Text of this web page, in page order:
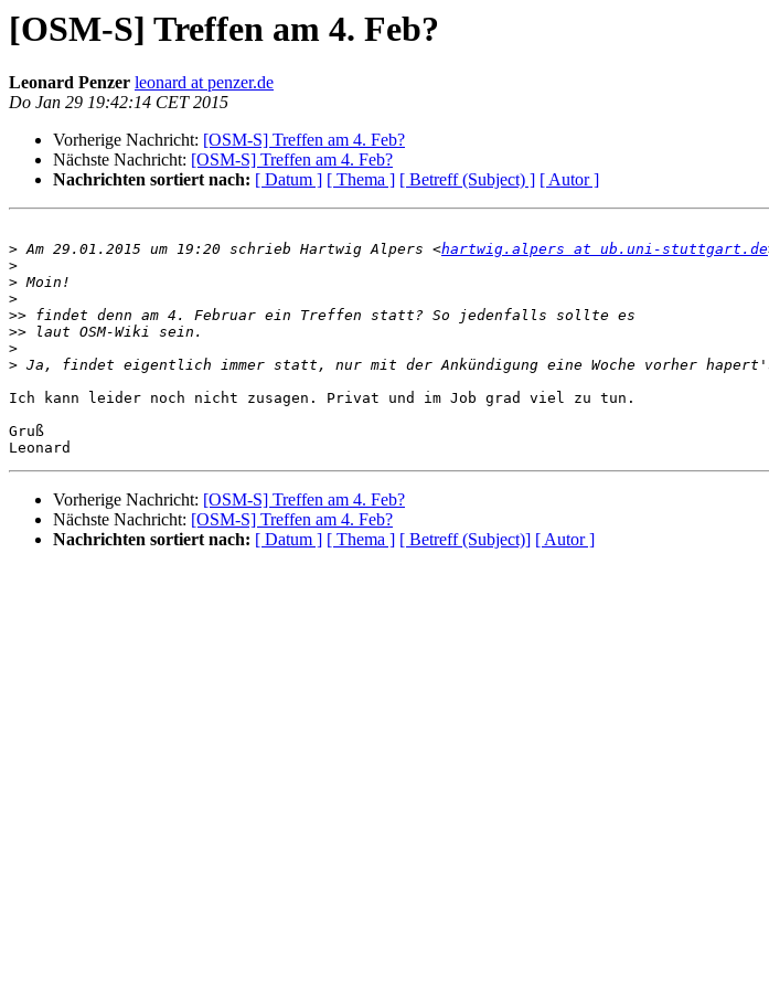
[OSM-S] Treffen am 4. Feb?
Leonard Penzer leonard at penzer.de
Do Jan 29 19:42:14 CET 2015
Vorherige Nachricht: [OSM-S] Treffen am 4. Feb?
Nächste Nachricht: [OSM-S] Treffen am 4. Feb?
Nachrichten sortiert nach: [ Datum ] [ Thema ] [ Betreff (Subject) ] [ Autor ]
> Am 29.01.2015 um 19:20 schrieb Hartwig Alpers <hartwig.alpers at ub.uni-stuttgart.de
>
>
>
>>
>>
>
>
Ich kann leider noch nicht zusagen. Privat und im Job grad viel zu tun.
Gruß
Vorherige Nachricht: [OSM-S] Treffen am 4. Feb?
Nächste Nachricht: [OSM-S] Treffen am 4. Feb?
Nachrichten sortiert nach: [ Datum ] [ Thema ] [ Betreff (Subject)] [ Autor ]